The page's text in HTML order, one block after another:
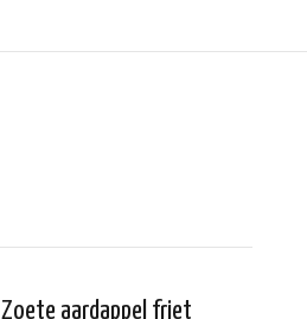
Zoete aardappel friet